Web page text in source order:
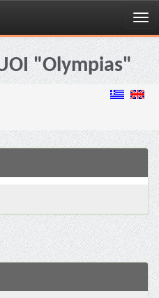
"Olympias"